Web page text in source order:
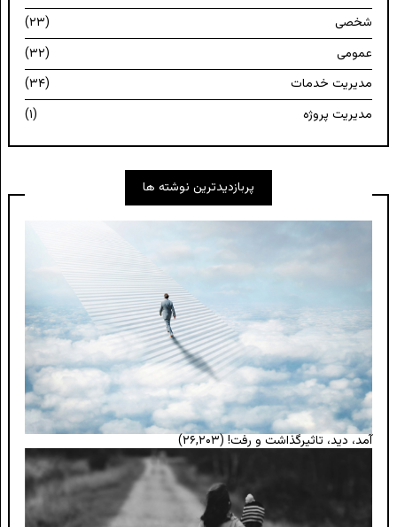
شخصی
(۲۳)
عمومی
(۳۲)
مدیریت خدمات
(۳۴)
مدیریت پروژه
(۱)
پربازدیدترین نوشته ها
آمد، دید، تاثیرگذاشت و رفت! (۲۶,۲۰۳)